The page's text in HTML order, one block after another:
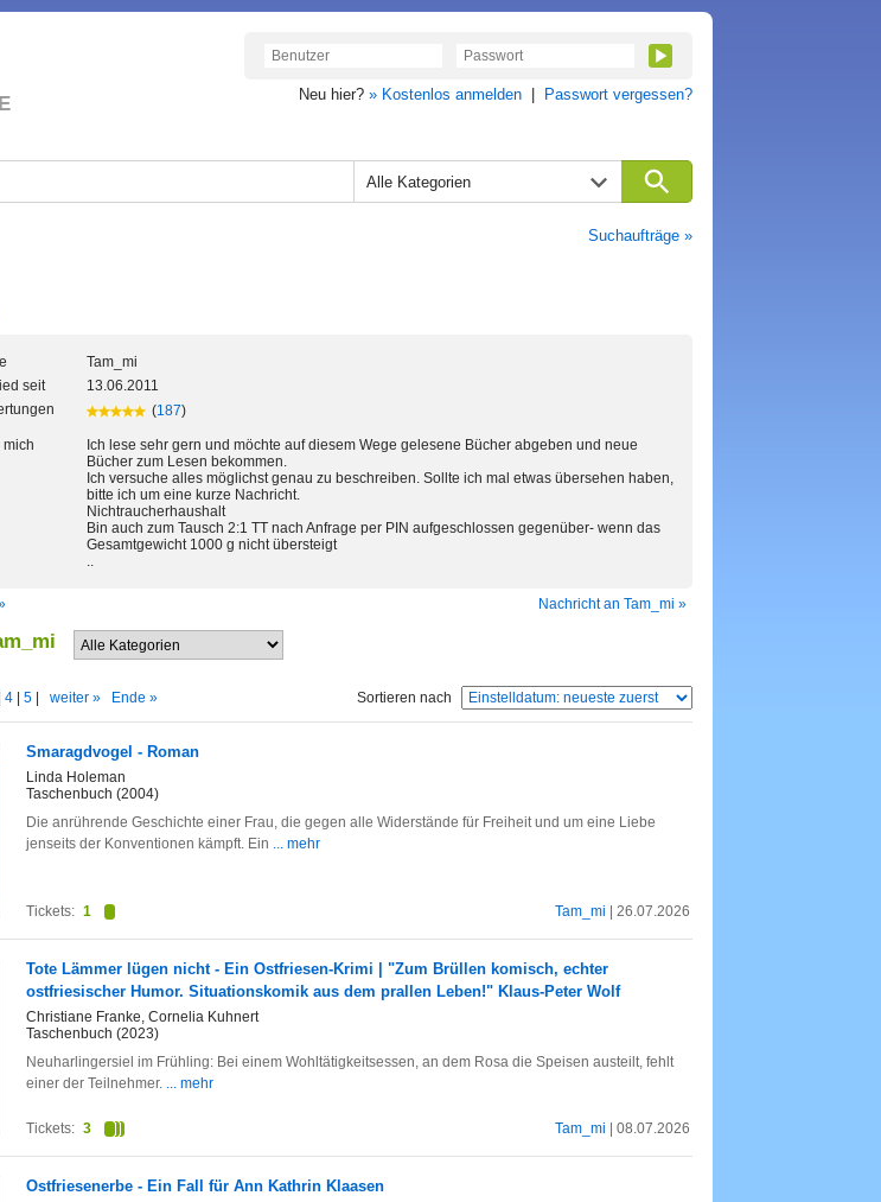
Neu hier? » Kostenlos anmelden Passwort vergessen?
Alle Kategorien
Suchaufträge »
Tam_mi
seit
13.06.2011
(187)
mich
Ich lese sehr gern und möchte auf diesem Wege gelesene Bücher abgeben und neue
Bücher zum Lesen bekommen.
Ich versuche alles möglichst genau zu beschreiben. Sollte ich mal etwas übersehen haben,
bitte ich um eine kurze Nachricht.
Nichtraucherhaushalt
Bin auch zum Tausch 2:1 TT nach Anfrage per PIN aufgeschlossen gegenüber- wenn das
Gesamtgewicht 1000 g nicht übersteigt
..
Nachricht an Tam_mi »
4 5 weiter » Ende » Sortieren nach
Smaragdvogel - Roman
Linda Holeman
Taschenbuch (2004)
Die anrührende Geschichte einer Frau, die gegen alle Widerstände für Freiheit und um eine Liebe
jenseits der Konventionen kämpft. Ein ... mehr
Tam_mi | 26.07.2026
Tickets: 1
Tote Lämmer lügen nicht - Ein Ostfriesen-Krimi | "Zum Brüllen komisch, echter
ostfriesischer Humor. Situationskomik aus dem prallen Leben!" Klaus-Peter Wolf
Christiane Franke, Cornelia Kuhnert
Taschenbuch (2023)
Neuharlingersiel im Frühling: Bei einem Wohltätigkeitsessen, an dem Rosa die Speisen austeilt, fehlt
einer der Teilnehmer. ... mehr
Tam_mi | 08.07.2026
Tickets: 3
Ostfriesenerbe - Ein Fall für Ann Kathrin Klaasen